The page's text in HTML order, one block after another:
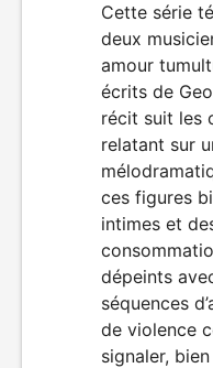
Cette série
deux
amour
écrits de
récit suit les
relatant sur
ces figures
intimes et
dépeints
séquences
de violence
signaler,